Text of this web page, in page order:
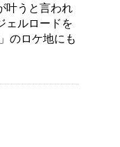
叶うと言われ
ェルロードを
のロケ地にも